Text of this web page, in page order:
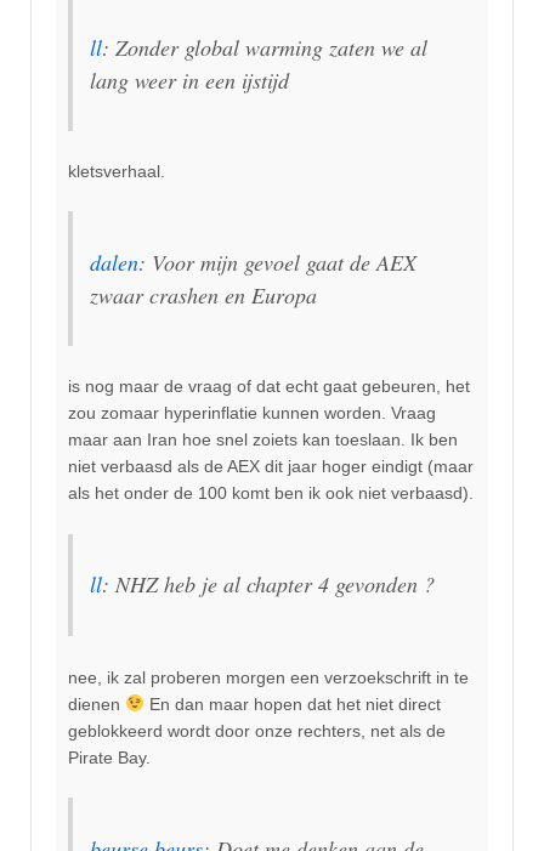
ll: Zonder global warming zaten we al
lang weer in een ijstijd
kletsverhaal.
dalen: Voor mijn gevoel gaat de AEX
zwaar crashen en Europa
is nog maar de vraag of dat echt gaat gebeuren, het
zou zomaar hyperinflatie kunnen worden. Vraag
maar aan Iran hoe snel zoiets kan toeslaan. Ik ben
niet verbaasd als de AEX dit jaar hoger eindigt (maar
als het onder de 100 komt ben ik ook niet verbaasd).
ll: NHZ heb je al chapter 4 gevonden ?
nee, ik zal proberen morgen een verzoekschrift in te
dienen
En dan maar hopen dat het niet direct
geblokkeerd wordt door onze rechters, net als de
Pirate Bay.